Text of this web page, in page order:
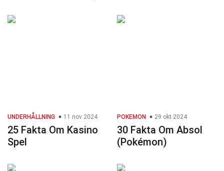
UNDERHÅLLNING 11 nov 2024
25 Fakta Om Kasino
Spel
POKEMON 29 okt 2024
30 Fakta Om Absol
(Pokémon)